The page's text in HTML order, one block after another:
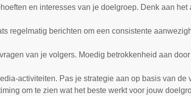
en interesses van je doelgroep. Denk aan het
regelmatig berichten om een consistente
van je volgers. Moedig betrokkenheid aan
activiteiten. Pas je strategie aan op basis van de
om te zien wat het beste werkt voor jouw